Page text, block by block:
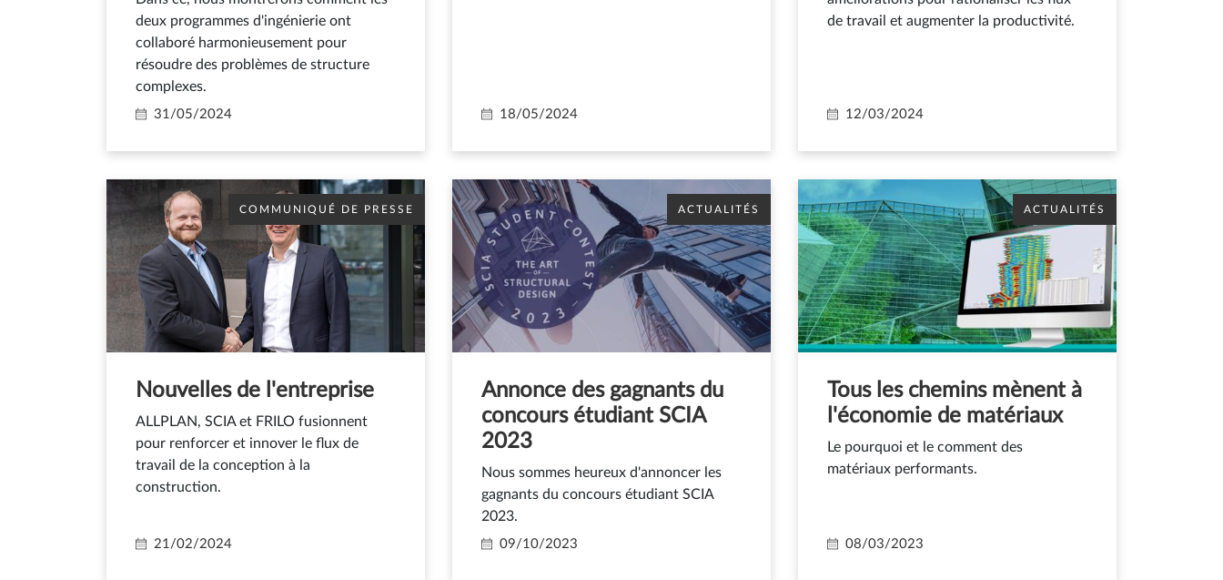
deux programmes d'ingénierie ont
collaboré harmonieusement pour
résoudre des problèmes de structure
complexes.
31/05/2024 18/05/2024
de travail et augmenter la productivité.
12/03/2024
COMMUNIQUÉ DE PRESSE
Nouvelles de l'entreprise
ALLPLAN, SCIA et FRILO fusionnent
pour renforcer et innover le flux de
travail de la conception à la
construction.
21/02/2024
ACTUALITÉS
Annonce des gagnants du
concours étudiant SCIA
2023
Nous sommes heureux d'annoncer les
gagnants du concours étudiant SCIA
2023.
09/10/2023
ACTUALITÉS
Tous les chemins mènent à
l'économie de matériaux
Le pourquoi et le comment des
matériaux performants.
08/03/2023